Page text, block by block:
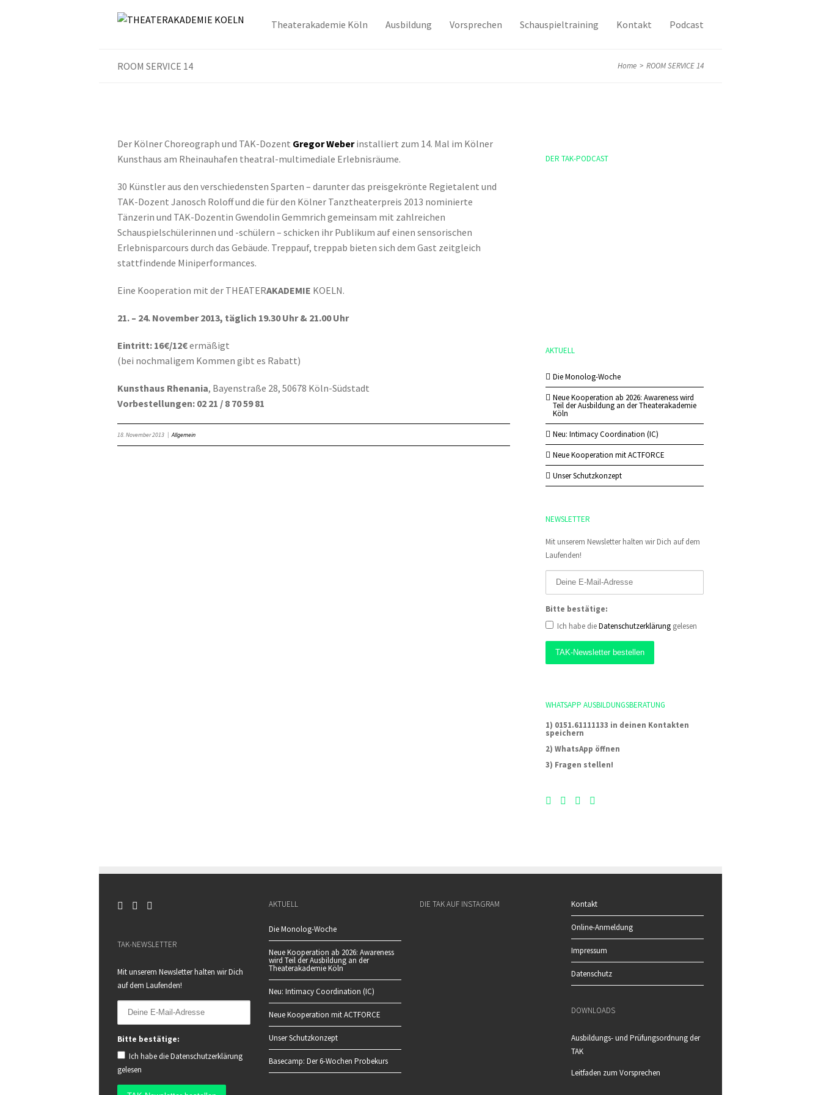
Theaterakademie Köln Ausbildung Vorsprechen Schauspieltraining Kontakt Podcast
ROOM SERVICE 14 Home > ROOM SERVICE 14
Der Kölner Choreograph und TAK-Dozent Gregor Weberinstalliert zum 14. Mal im Kölner
Kunsthaus am Rheinauhafen theatral-multimediale Erlebnisräume.
30 Künstler aus den verschiedensten Sparten – darunter das preisgekrönte Regietalent und
TAK-Dozent Janosch Roloff und die für den Kölner Tanztheaterpreis 2013 nominierte
Tänzerin und TAK-Dozentin Gwendolin Gemmrich gemeinsam mit zahlreichen
Schauspielschülerinnen und -schülern – schicken ihr Publikum auf einen sensorischen
Erlebnisparcours durch das Gebäude. Treppauf, treppab bieten sich dem Gast zeitgleich
stattfindende Miniperformances.
Eine Kooperation mit der THEATERAKADEMIE KOELN.
21. – 24. November 2013, täglich 19.30 Uhr & 21.00 Uhr
Eintritt: 16€/12€ermäßigt
(bei nochmaligem Kommen gibt es Rabatt)
Kunsthaus Rhenania, Bayenstraße 28, 50678 Köln-Südstadt
Vorbestellungen: 02 21 / 8 70 59 81
18. November 2013 | Allgemein
DER TAK-PODCAST
AKTUELL
Die Monolog-Woche
Neue Kooperation ab 2026: Awareness wird
Teil der Ausbildung an der Theaterakademie
Köln
Neu: Intimacy Coordination (IC)
Neue Kooperation mit ACTFORCE
Unser Schutzkonzept
NEWSLETTER
Mit unserem Newsletter halten wir Dich auf dem
Laufenden!
Bitte bestätige:
Ich habe dieDatenschutzerklärunggelesen
WHATSAPP AUSBILDUNGSBERATUNG
1) 0151.61111133 in deinen Kontakten
speichern
2) WhatsApp öffnen
3) Fragen stellen!
TAK-NEWSLETTER
Mit unserem Newsletter halten wir Dich
auf dem Laufenden!
Bitte bestätige:
Ich habe dieDatenschutzerklärung
gelesen
AKTUELL
Die Monolog-Woche
Neue Kooperation ab 2026: Awareness
wird Teil der Ausbildung an der
Theaterakademie Köln
Neu: Intimacy Coordination (IC)
Neue Kooperation mit ACTFORCE
Unser Schutzkonzept
Basecamp: Der 6-Wochen Probekurs
DIE TAK AUF INSTAGRAM Kontakt
Online-Anmeldung
Impressum
Datenschutz
DOWNLOADS
Ausbildungs- und Prüfungsordnung der
TAK
Leitfaden zum Vorsprechen